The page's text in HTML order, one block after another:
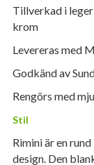
Tillverkad i
krom
Levereras med
Godkänd av
Rengörs med
Stil
Rimini är en
design. Den